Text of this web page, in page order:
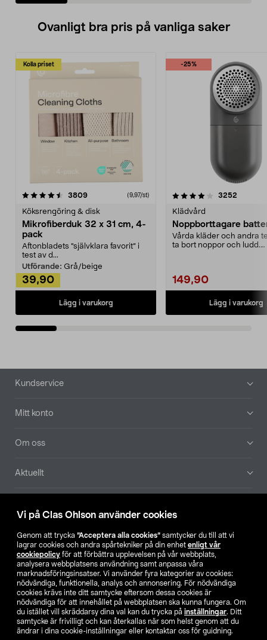
Vi på Clas Ohlson använder cookies
Genom att trycka ”Acceptera alla cookies” samtycker du till att vi
lagrar cookies och andra spårtekniker på din enhet enligt vår
cookiepolicy för att förbättra upplevelsen på vår webbplats,
analysera webbplatsens användning samt anpassa våra
marknadsföringsinsatser. Vi använder fyra kategorier av cookies:
nödvändiga, funktionella, analys och annonsering. För nödvändiga
cookies krävs inte ditt samtycke eftersom dessa cookies är
nödvändiga för att innehållet på webbplatsen ska kunna fungera. Om
du istället vill skräddarsy dina val kan du trycka på inställningar. Ditt
samtycke är frivilligt och kan återkallas när som helst genom att du
ändrar i dina cookie-inställningar eller kontaktar oss för guidning.
Ovanligt bra pris på vanliga saker
Kolla priset
3809recensioner (9,97/st)
Köksrengöring & disk
Mikrofiberduk 32 x 31 cm, 4-
pack
Aftonbladets "självklara favorit” i
test av d...
Utförande: Grå/beige
39,90
Lägg i varukorg
-25%
4.0av 5 stjärnor 3252
Klädvård
Noppborttagare
Vårda kläder och andra
ta bort noppor och ludd.
149,90
Lägg i varukorg
4.5av 5 stjärnor
Sidfot
Kundservice
Mitt konto
Om oss
Aktuellt
Hitta butik
SE NO FI